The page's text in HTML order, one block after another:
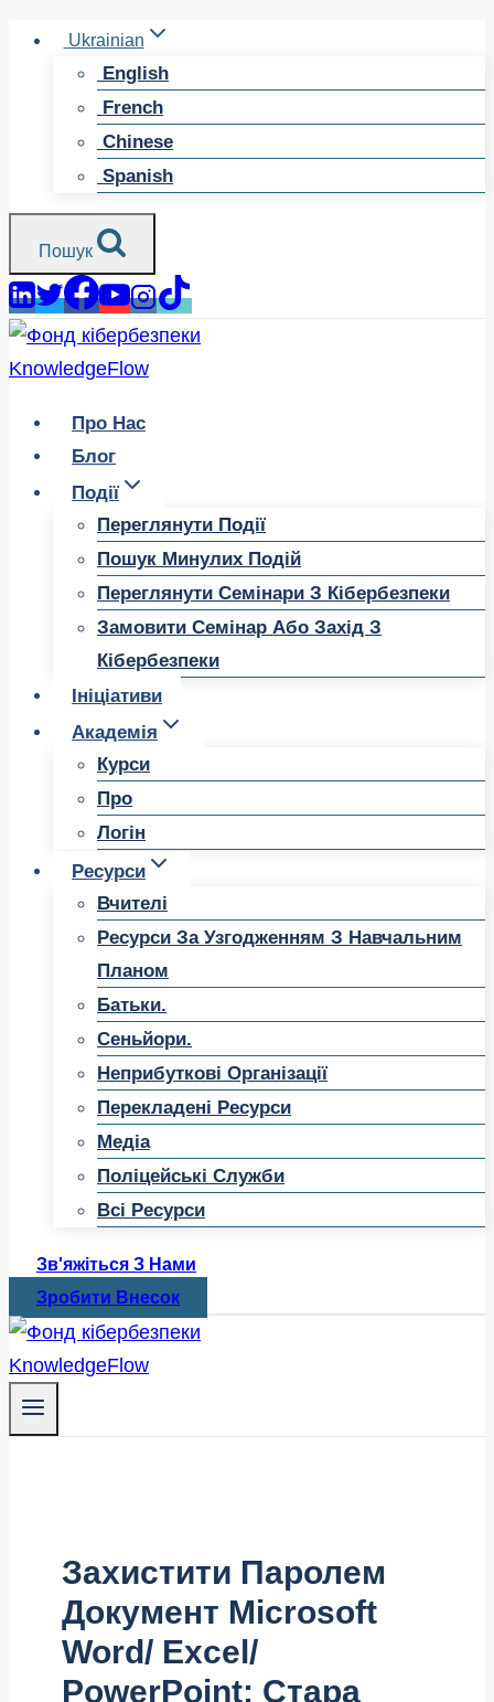
ПерейтиUkrainian
English
French
Chinese
Spanish
Пошук
Про Нас
Блог
Події
Переглянути Події
Пошук Минулих Подій
Переглянути Семінари З Кібербезпеки
Замовити Семінар Або Захід З
Кібербезпеки
Ініціативи
Академія
Курси
Про
Логін
Ресурси
Вчителі
Ресурси За Узгодженням З Навчальним
Планом
Батьки.
Сеньйори.
Неприбуткові Організації
Перекладені Ресурси
Медіа
Поліцейські Служби
Всі Ресурси
Зв'яжіться З Нами
Зробити Внесок
Захистити Паролем
Документ Microsoft
Word/ Excel/
PowerPoint: Стара